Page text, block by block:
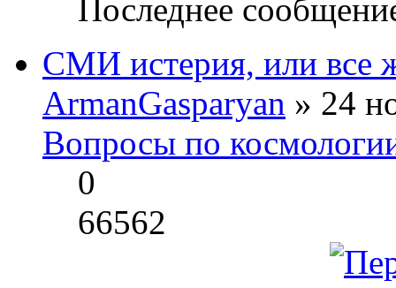
Последнее
СМИ истерия, или все
ArmanGasparyan » 24
Вопросы по
0
66562